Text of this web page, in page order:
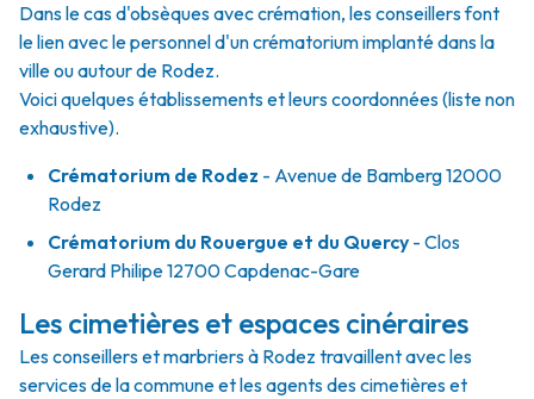
Dans le cas d'obsèques avec crémation, les conseillers font
le lien avec le personnel d'un crématorium implanté dans la
ville ou autour de Rodez.
Voici quelques établissements et leurs coordonnées (liste non
exhaustive).
Crématorium de Rodez - Avenue de Bamberg 12000
Rodez
Crématorium du Rouergue et du Quercy - Clos
Gerard Philipe 12700 Capdenac-Gare
Les cimetières et espaces cinéraires
Les conseillers et marbriers à Rodez travaillent avec les
services de la commune et les agents des cimetières et